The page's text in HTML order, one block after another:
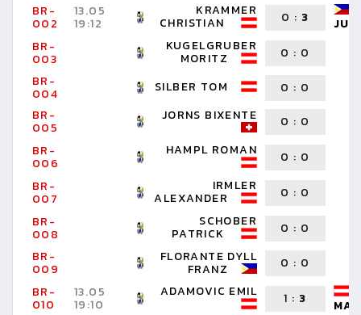
BR-
002
13.05
19:12
KRAMMER
CHRISTIAN 0 : 3
BR-
003
KUGELGRUBER
MORITZ 0 : 0
BR-
004 SILBER TOM 0 : 0
BR-
005
JORNS BIXENTE 0 : 0
BR-
006
HAMPL ROMAN 0 : 0
BR-
007
IRMLER
ALEXANDER 0 : 0
BR-
008
SCHOBER
PATRICK 0 : 0
BR-
009
FLORANTE DYLL
FRANZ 0 : 0
BR-
010
13.05
19:10
ADAMOVIC EMIL 1 : 3